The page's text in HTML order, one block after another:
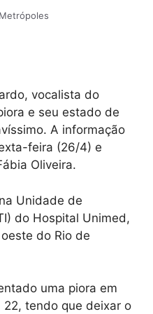
vocalista do
e seu estado de
A informação
feira (26/4) e
Oliveira.
Unidade de
do Hospital Unimed,
do Rio de
uma piora em
tendo que deixar o